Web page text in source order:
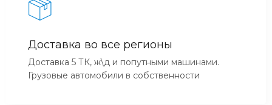
Доставка во все регионы
Доставка 5 ТК, ж\д и попутными машинами.
Грузовые автомобили в собственности